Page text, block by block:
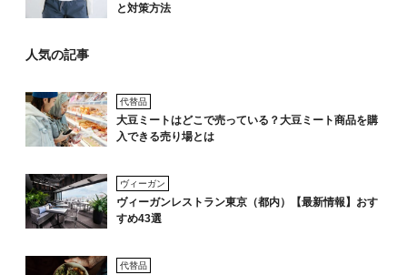
と対策方法
人気の記事
代替品
大豆ミートはどこで売っている？大豆ミート商品を購
入できる売り場とは
ヴィーガン
ヴィーガンレストラン東京（都内）【最新情報】おす
すめ43選
代替品